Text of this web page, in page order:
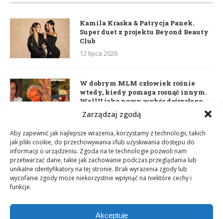
Zarządzaj zgodą
Aby zapewnić jak najlepsze wrażenia, korzystamy z technologii, takich
jak pliki cookie, do przechowywania i/lub uzyskiwania dostępu do
informacji o urządzeniu. Zgoda na te technologie pozwoli nam
przetwarzać dane, takie jak zachowanie podczas przeglądania lub
unikalne identyfikatory na tej stronie. Brak wyrażenia zgody lub
wycofanie zgody może niekorzystnie wpłynąć na niektóre cechy i
funkcje.
Akceptuję
Kamila Kraska & Patrycja Panek.
Super duet z projektu Beyond Beauty
Club
12 lipca 2026
W dobrym MLM człowiek rośnie
wtedy, kiedy pomaga rosnąć innym.
WellU jako nowy wybór dojrzałego
lidera
Daria Dudzik. Kocham Cię
17 kwietnia 2026